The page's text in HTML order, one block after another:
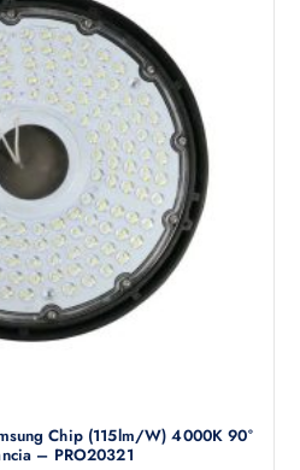
Chip (115lm/W) 4000K 90°
– PRO20321